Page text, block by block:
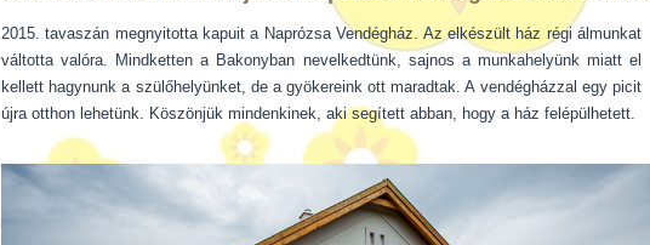
2015. tavaszán megnyitotta kapuit a Naprózsa Vendégház. Az elkészült ház régi álmunkat
váltotta valóra. Mindketten a Bakonyban nevelkedtünk, sajnos a munkahelyünk miatt el
kellett hagynunk a szülőhelyünket, de a gyökereink ott maradtak. A vendégházzal egy picit
újra otthon lehetünk. Köszönjük mindenkinek, aki segített abban, hogy a ház felépülhetett.